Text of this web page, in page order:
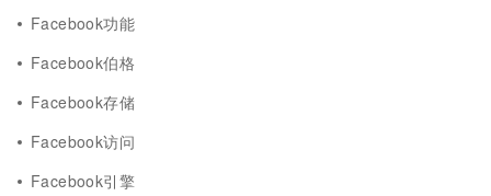
Facebook功能
Facebook伯格
Facebook存储
Facebook访问
Facebook引擎